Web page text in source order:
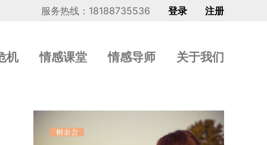
服务热线：18188735536 登录 注册
机 情感课堂 情感导师 关于我们